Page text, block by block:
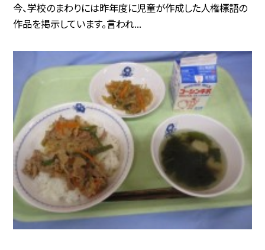
今、学校のまわりには昨年度に児童が作成した人権標語の
作品を掲示しています。言われ...